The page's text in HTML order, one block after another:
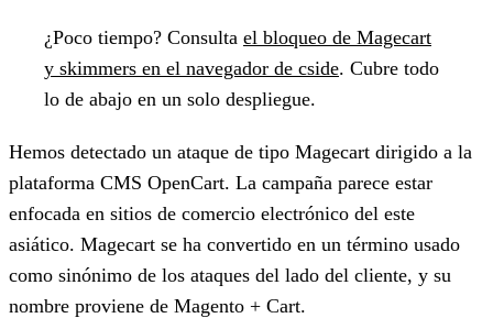
¿Poco tiempo? Consulta el bloqueo de Magecart
y skimmers en el navegador de cside. Cubre todo
lo de abajo en un solo despliegue.
Hemos detectado un ataque de tipo Magecart dirigido a la
plataforma CMS OpenCart. La campaña parece estar
enfocada en sitios de comercio electrónico del este
asiático. Magecart se ha convertido en un término usado
como sinónimo de los ataques del lado del cliente, y su
nombre proviene de Magento + Cart.